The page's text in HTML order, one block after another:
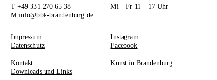
T +49 331 270 65 38
M info@bbk-brandenburg.de
Mi – Fr 11 – 17 Uhr
Impressum
Datenschutz
Kontakt
Downloads und Links
Instagram
Facebook
Kunst in Brandenburg